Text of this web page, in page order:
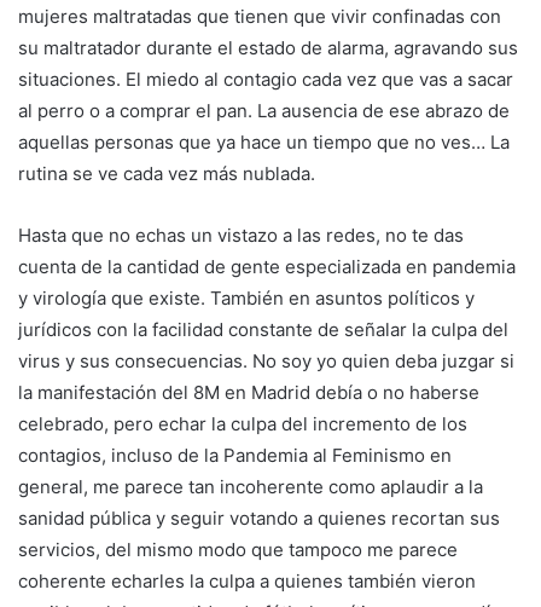
mujeres maltratadas que tienen que vivir confinadas con
su maltratador durante el estado de alarma, agravando sus
situaciones. El miedo al contagio cada vez que vas a sacar
al perro o a comprar el pan. La ausencia de ese abrazo de
aquellas personas que ya hace un tiempo que no ves… La
rutina se ve cada vez más nublada.
Hasta que no echas un vistazo a las redes, no te das
cuenta de la cantidad de gente especializada en pandemia
y virología que existe. También en asuntos políticos y
jurídicos con la facilidad constante de señalar la culpa del
virus y sus consecuencias. No soy yo quien deba juzgar si
la manifestación del 8M en Madrid debía o no haberse
celebrado, pero echar la culpa del incremento de los
contagios, incluso de la Pandemia al Feminismo en
general, me parece tan incoherente como aplaudir a la
sanidad pública y seguir votando a quienes recortan sus
servicios, del mismo modo que tampoco me parece
coherente echarles la culpa a quienes también vieron